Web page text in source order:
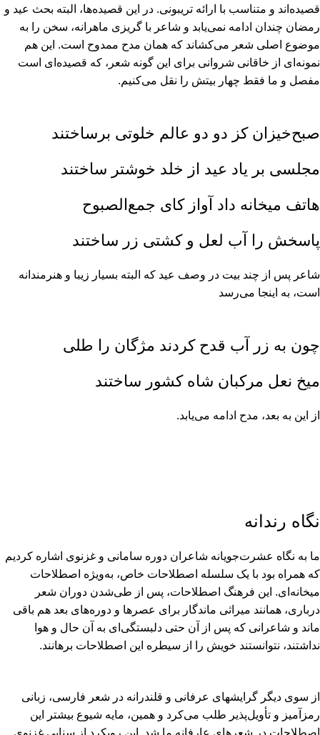
قصیده‏‌اند و متناسب با ارائه تریبونى. در این قصیده‏‌ها، البته بحث عید و
رمضان چندان ادامه نمى‏‌یابد و شاعر با گریزى ماهرانه، سخن را به
موضوع اصلى شعر مى‏‌کشاند که همان مدح ممدوح است. این هم
نمونه‏‌اى از خاقانى شروانى براى این گونه شعر، که قصیده‏‌اى است
مفصل و ما فقط چهار بیتش را نقل مى‏‌کنیم.
صبح‏‌خیزان کز دو دو عالم خلوتى برساختند
مجلسى بر یاد عید از خلد خوشتر ساختند
هاتف میخانه داد آواز کاى جمع‏‌الصبوح
پاسخش را آب لعل و کشتى زر ساختند
شاعر پس از چند بیت در وصف عید که البته بسیار زیبا و هنرمندانه
است، به اینجا مى‏‌رسد
چون به زر آب قدح کردند مژگان را طلى
میخ نعل مرکبان شاه کشور ساختند
از این به بعد، مدح ادامه مى‏‌یابد.
نگاه رندانه
ما به نگاه عشرت‏‌جویانه شاعران دوره سامانى و غزنوى اشاره کردیم
که همراه بود با یک سلسله اصطلاحات خاص، به‏‌ویژه اصطلاحات
میخانه‏‌اى. این فرهنگ اصطلاحات، پس از طى‏‌شدن دوران شعر
دربارى، همانند میراثى ماندگار براى عصرها و دوره‏‌هاى بعد هم باقى
ماند و شاعرانى که پس از آن حتى دلبستگى‏‌اى به آن حال و هوا
نداشتند، نتوانستند خویش را از سیطره این اصطلاحات برهانند.
از سوى دیگر گرایشهاى عرفانى و قلندرانه در شعر فارسى، زبانى
رمزآمیز و تأویل‏‌پذیر طلب مى‏‌کرد و همین، مایه شیوع بیشتر این
اصطلاحات در شعرهاى عارفانه ما شد. این رویکرد از سنایى غزنوى